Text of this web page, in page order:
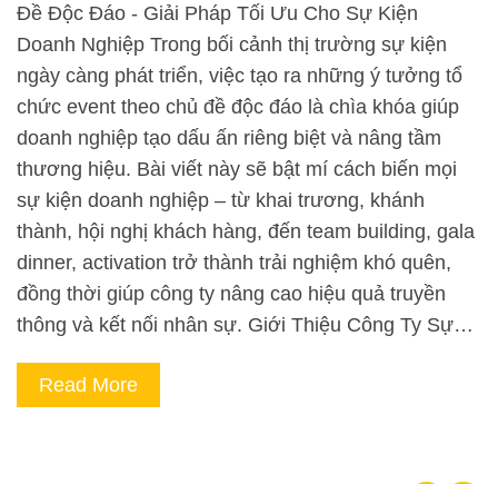
Đề Độc Đáo - Giải Pháp Tối Ưu Cho Sự Kiện
Doanh Nghiệp Trong bối cảnh thị trường sự kiện
ngày càng phát triển, việc tạo ra những ý tưởng tổ
chức event theo chủ đề độc đáo là chìa khóa giúp
doanh nghiệp tạo dấu ấn riêng biệt và nâng tầm
thương hiệu. Bài viết này sẽ bật mí cách biến mọi
sự kiện doanh nghiệp – từ khai trương, khánh
thành, hội nghị khách hàng, đến team building, gala
dinner, activation trở thành trải nghiệm khó quên,
đồng thời giúp công ty nâng cao hiệu quả truyền
thông và kết nối nhân sự. Giới Thiệu Công Ty Sự…
Read More